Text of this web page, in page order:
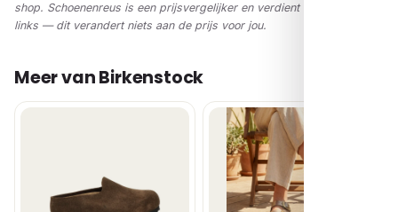
shop. Schoenenreus is een prijsvergelijker en verdient via affiliate-
links — dit verandert niets aan de prijs voor jou.
Meer van Birkenstock